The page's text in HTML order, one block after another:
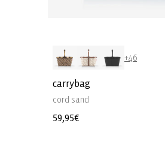
+46
carrybag
cord sand
Normale
59,95€